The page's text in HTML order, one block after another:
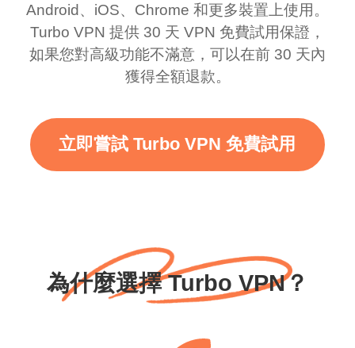
Android、iOS、Chrome 和更多裝置上使用。
Turbo VPN 提供 30 天 VPN 免費試用保證，
如果您對高級功能不滿意，可以在前 30 天內
獲得全額退款。
立即嘗試 Turbo VPN 免費試用
為什麼選擇 Turbo VPN？